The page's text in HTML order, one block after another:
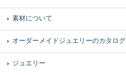
素材について
オーダーメイドジュエリーのカタログ
ジュエリー